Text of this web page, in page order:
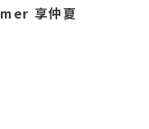
享仲夏